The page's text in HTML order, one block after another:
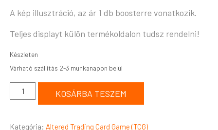
A kép illusztráció, az ár 1 db boosterre vonatkozik.
Teljes displayt külön termékoldalon tudsz rendelni!
Készleten
KOSÁRBA TESZEM
Kategória: Altered Trading Card Game (TCG)